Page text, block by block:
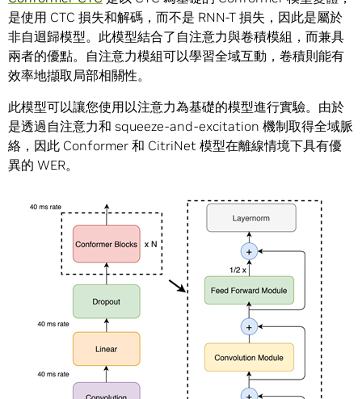
是使用 CTC 損失和解碼，而不是 RNN-T 損失，因此是屬於
非自迴歸模型。此模型結合了自注意力與卷積模組，而兼具
兩者的優點。自注意力模組可以學習全域互動，卷積則能有
效率地擷取局部相關性。
此模型可以讓您使用以注意力為基礎的模型進行實驗。由於
是透過自注意力和 squeeze-and-excitation 機制取得全域脈
絡，因此 Conformer 和 CitriNet 模型在離線情境下具有優
異的 WER。